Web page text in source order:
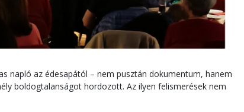
napló az édesapától – nem pusztán dokumentum, hanem
boldogtalanságot hordozott. Az ilyen felismerések nem